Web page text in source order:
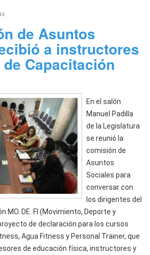
de Asuntos
a instructores
Capacitación
En el salón
Manuel Padilla
de la Legislatura
se reunió la
comisión de
Asuntos
Sociales para
conversar con
los dirigentes del
MO. DE. FI (Movimiento, Deporte y
de declaración para los cursos
Agua Fitness y Personal Trainer, que
de educación física, instructores y